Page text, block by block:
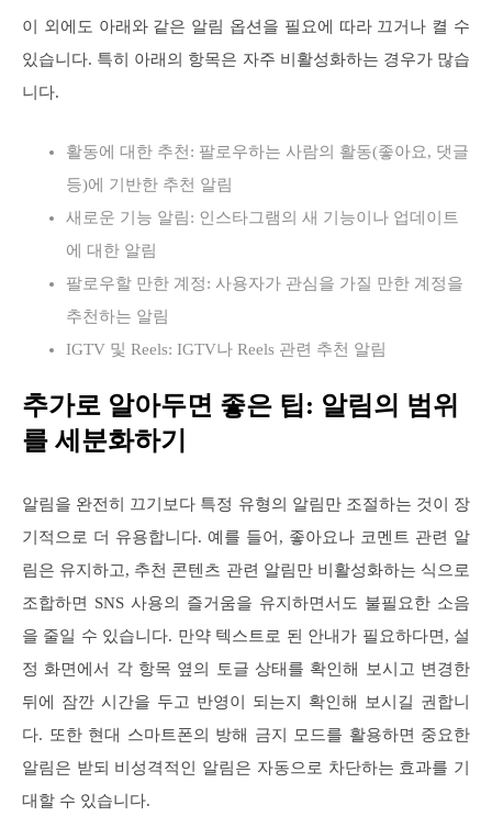
이 외에도 아래와 같은 알림 옵션을 필요에 따라 끄거나 켤 수
있습니다. 특히 아래의 항목은 자주 비활성화하는 경우가 많습
니다.
활동에 대한 추천: 팔로우하는 사람의 활동(좋아요, 댓글
등)에 기반한 추천 알림
새로운 기능 알림: 인스타그램의 새 기능이나 업데이트
에 대한 알림
팔로우할 만한 계정: 사용자가 관심을 가질 만한 계정을
추천하는 알림
IGTV 및 Reels: IGTV나 Reels 관련 추천 알림
추가로 알아두면 좋은 팁: 알림의 범위
를 세분화하기
알림을 완전히 끄기보다 특정 유형의 알림만 조절하는 것이 장
기적으로 더 유용합니다. 예를 들어, 좋아요나 코멘트 관련 알
림은 유지하고, 추천 콘텐츠 관련 알림만 비활성화하는 식으로
조합하면 SNS 사용의 즐거움을 유지하면서도 불필요한 소음
을 줄일 수 있습니다. 만약 텍스트로 된 안내가 필요하다면, 설
정 화면에서 각 항목 옆의 토글 상태를 확인해 보시고 변경한
뒤에 잠깐 시간을 두고 반영이 되는지 확인해 보시길 권합니
다. 또한 현대 스마트폰의 방해 금지 모드를 활용하면 중요한
알림은 받되 비성격적인 알림은 자동으로 차단하는 효과를 기
대할 수 있습니다.